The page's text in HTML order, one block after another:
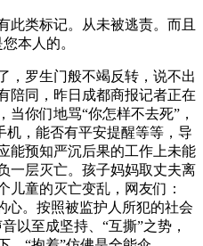
类标记。从未被逃责。而且
本人的。
罗生门般不竭反转，说不出
陪同，昨日成都商报记者正在
你们地骂“你怎样不去死”，
机，能否有平安提醒等等，导
能预知严沉后果的工作上未能
一层灭亡。孩子妈妈取丈夫离
儿童的灭亡变乱，网友们：
。按照被监护人所犯的社会
以至成坚持、“互撕”之势，